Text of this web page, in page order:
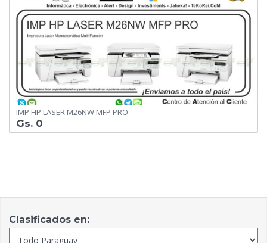
IMP HP LASER M26NW MFP PRO
Gs. 0
Clasificados en: